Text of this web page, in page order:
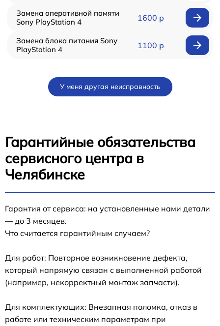
Замена оперативной памяти
Sony PlayStation 4
1600 р
Замена блока питания Sony
PlayStation 4
1100 р
У меня другая неисправность
Гарантийные обязательства
сервисного центра в
Челябинске
Гарантия от сервиса: на установленные нами детали
— до 3 месяцев.
Что считается гарантийным случаем?
Для работ: Повторное возникновение дефекта,
который напрямую связан с выполненной работой
(например, некорректный монтаж запчасти).
Для комплектующих: Внезапная поломка, отказ в
работе или техническим параметрам при